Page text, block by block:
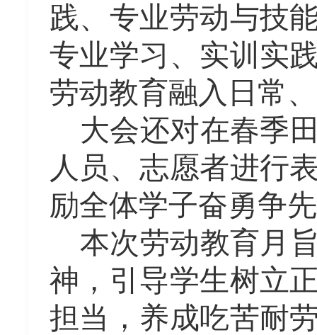
践、专业劳动与技
专业学习、实训实
劳动教育融入日常
大会还对在春季
人员、志愿者进行
励全体学子奋勇争
本次劳动教育月
神，引导学生树立
担当，养成吃苦耐